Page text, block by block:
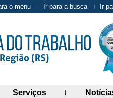
o menu Ir para a busca Ir
painel de links)
Serviços(abre painel de